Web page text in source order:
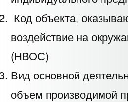
Код объекта,
воздействие на
(НВОС)
Вид основной
объем производимой